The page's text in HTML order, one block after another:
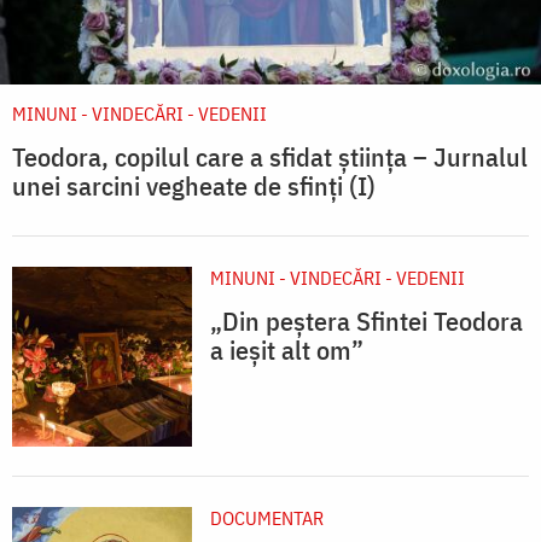
MINUNI - VINDECĂRI - VEDENII
Teodora, copilul care a sfidat știința – Jurnalul
unei sarcini vegheate de sfinți (I)
MINUNI - VINDECĂRI - VEDENII
„Din peștera Sfintei Teodora
a ieșit alt om”
DOCUMENTAR